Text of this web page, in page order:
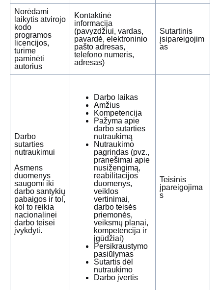
Norėdami
laikytis atvirojo
kodo
programos
licencijos,
turime
paminėti
autorius
Kontaktinė
informacija
(pavyzdžiui, vardas,
pavardė, elektroninio
pašto adresas,
telefono numeris,
adresas)
Sutartinis
įsipareigojim
as
Darbo
sutarties
nutraukimui
Asmens
duomenys
saugomi iki
darbo santykių
pabaigos ir tol,
kol to reikia
nacionalinei
darbo teisei
įvykdyti.
Darbo laikas
Amžius
Kompetencija
Pažyma apie
darbo sutarties
nutraukimą
Nutraukimo
pagrindas (pvz.,
pranešimai apie
nusižengimą,
reabilitacijos
duomenys,
veiklos
vertinimai,
darbo teisės
priemonės,
veiksmų planai,
kompetencija ir
įgūdžiai)
Persikraustymo
pasiūlymas
Sutartis dėl
nutraukimo
Darbo įvertis
Teisinis
įpareigojima
s